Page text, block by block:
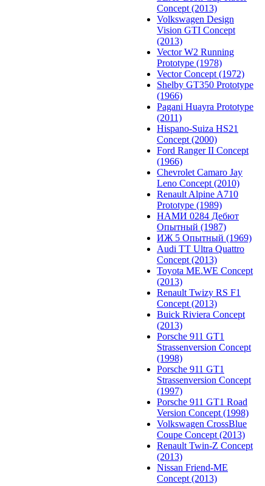
Concept (2013)
Volkswagen Design
Vision GTI Concept
(2013)
Vector W2 Running
Prototype (1978)
Vector Concept (1972)
Shelby GT350 Prototype
(1966)
Pagani Huayra Prototype
(2011)
Hispano-Suiza HS21
Concept (2000)
Ford Ranger II Concept
(1966)
Chevrolet Camaro Jay
Leno Concept (2010)
Renault Alpine A710
Prototype (1989)
НАМИ 0284 Дебют
Опытный (1987)
ИЖ 5 Опытный (1969)
Audi TT Ultra Quattro
Concept (2013)
Toyota ME.WE Concept
(2013)
Renault Twizy RS F1
Concept (2013)
Buick Riviera Concept
(2013)
Porsche 911 GT1
Strassenversion Concept
(1998)
Porsche 911 GT1
Strassenversion Concept
(1997)
Porsche 911 GT1 Road
Version Concept (1998)
Volkswagen CrossBlue
Coupe Concept (2013)
Renault Twin-Z Concept
(2013)
Nissan Friend-ME
Concept (2013)